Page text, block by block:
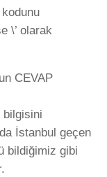
\’ olarak
CEVAP
bilgisini
İstanbul geçen
bildiğimiz gibi